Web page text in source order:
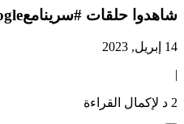
شاهدوا حلقات #سرينامعGoogle في جدة
14 إبريل, 2023
|
2 د لإكمال القراءة